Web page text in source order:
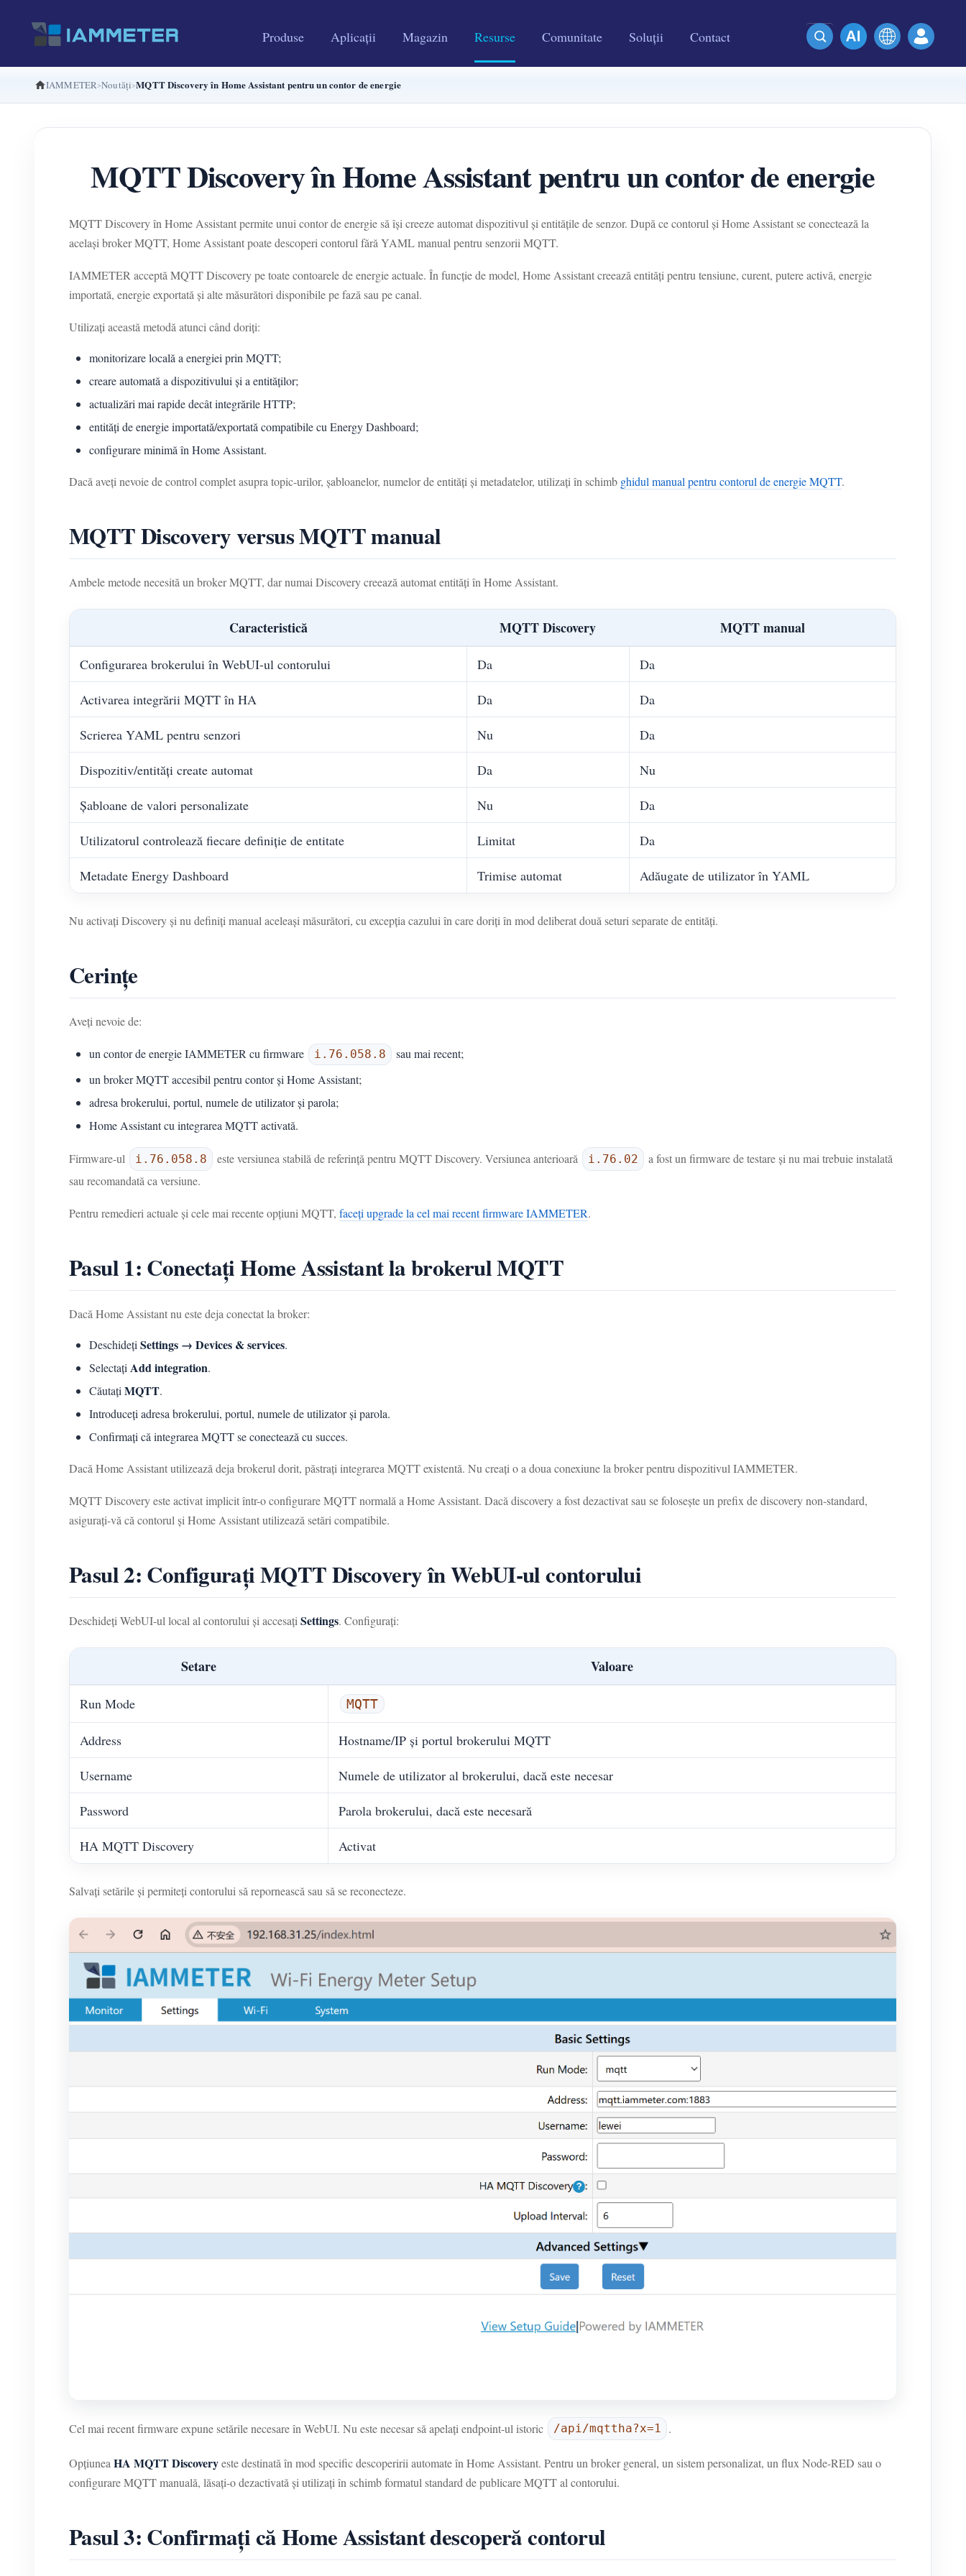
Produse Aplicații Magazin Resurse Comunitate Soluții Contact
IAMMETER Noutăți MQTT Discovery în Home Assistant pentru un contor de energie
MQTT Discovery în Home Assistant pentru un contor de energie
MQTT Discovery în Home Assistant permite unui contor de energie să își creeze automat dispozitivul și entitățile de senzor. După ce contorul și Home Assistant se conectează la
același broker MQTT, Home Assistant poate descoperi contorul fără YAML manual pentru senzorii MQTT.
IAMMETER acceptă MQTT Discovery pe toate contoarele de energie actuale. În funcție de model, Home Assistant creează entități pentru tensiune, curent, putere activă, energie
importată, energie exportată și alte măsurători disponibile pe fază sau pe canal.
Utilizați această metodă atunci când doriți:
monitorizare locală a energiei prin MQTT;
creare automată a dispozitivului și a entităților;
actualizări mai rapide decât integrările HTTP;
entități de energie importată/exportată compatibile cu Energy Dashboard;
configurare minimă în Home Assistant.
Dacă aveți nevoie de control complet asupra topic-urilor, șabloanelor, numelor de entități și metadatelor, utilizați în schimb ghidul manual pentru contorul de energie MQTT.
MQTT Discovery versus MQTT manual
Ambele metode necesită un broker MQTT, dar numai Discovery creează automat entități în Home Assistant.
Caracteristică MQTT Discovery MQTT manual
Configurarea brokerului în WebUI-ul contorului Da Da
Activarea integrării MQTT în HA Da Da
Scrierea YAML pentru senzori Nu Da
Dispozitiv/entități create automat Da Nu
Șabloane de valori personalizate Nu Da
Utilizatorul controlează fiecare definiție de entitate Limitat Da
Metadate Energy Dashboard Trimise automat Adăugate de utilizator în YAML
Nu activați Discovery și nu definiți manual aceleași măsurători, cu excepția cazului în care doriți în mod deliberat două seturi separate de entități.
Cerințe
Aveți nevoie de:
un contor de energie IAMMETER cu firmware i.76.058.8
sau mai recent;
un broker MQTT accesibil pentru contor și Home Assistant;
adresa brokerului, portul, numele de utilizator și parola;
Home Assistant cu integrarea MQTT activată.
Firmware-ul i.76.058.8 este versiunea stabilă de referință pentru MQTT Discovery. Versiunea anterioară i.76.02
a fost un firmware de testare și nu mai trebuie instalată
sau recomandată ca versiune.
Pentru remedieri actuale și cele mai recente opțiuni MQTT, faceți upgrade la cel mai recent firmware IAMMETER.
Pasul 1: Conectați Home Assistant la brokerul MQTT
Dacă Home Assistant nu este deja conectat la broker:
Deschideți Settings → Devices & services.
Selectați Add integration.
Căutați MQTT.
Introduceți adresa brokerului, portul, numele de utilizator și parola.
Confirmați că integrarea MQTT se conectează cu succes.
Dacă Home Assistant utilizează deja brokerul dorit, păstrați integrarea MQTT existentă. Nu creați o a doua conexiune la broker pentru dispozitivul IAMMETER.
MQTT Discovery este activat implicit într-o configurare MQTT normală a Home Assistant. Dacă discovery a fost dezactivat sau se folosește un prefix de discovery non-standard,
asigurați-vă că contorul și Home Assistant utilizează setări compatibile.
Pasul 2: Configurați MQTT Discovery în WebUI-ul contorului
Deschideți WebUI-ul local al contorului și accesați Settings. Configurați:
Setare Valoare
Run Mode MQTT
Address Hostname/IP și portul brokerului MQTT
Username Numele de utilizator al brokerului, dacă este necesar
Password Parola brokerului, dacă este necesară
HA MQTT Discovery Activat
Salvați setările și permiteți contorului să repornească sau să se reconecteze.
Cel mai recent firmware expune setările necesare în WebUI. Nu este necesar să apelați endpoint-ul istoric /api/mqttha?x=1 .
OpțiuneaHA MQTT Discoveryeste destinată în mod specific descoperirii automate în Home Assistant. Pentru un broker general, un sistem personalizat, un flux Node-RED sau o
configurare MQTT manuală, lăsați-o dezactivată și utilizați în schimb formatul standard de publicare MQTT al contorului.
Pasul 3: Confirmați că Home Assistant descoperă contorul